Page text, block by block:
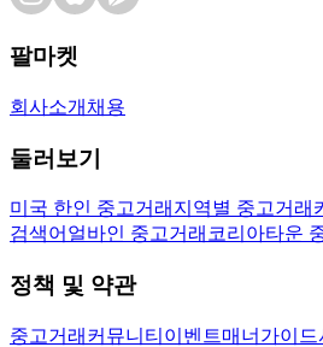
팔마켓
회사소개 채용
둘러보기
미국 한인 중고거래 지역별 중고거래
검색어 얼바인 중고거래 코리아타운
정책 및 약관
중고거래 커뮤니티 이벤트매너가이드